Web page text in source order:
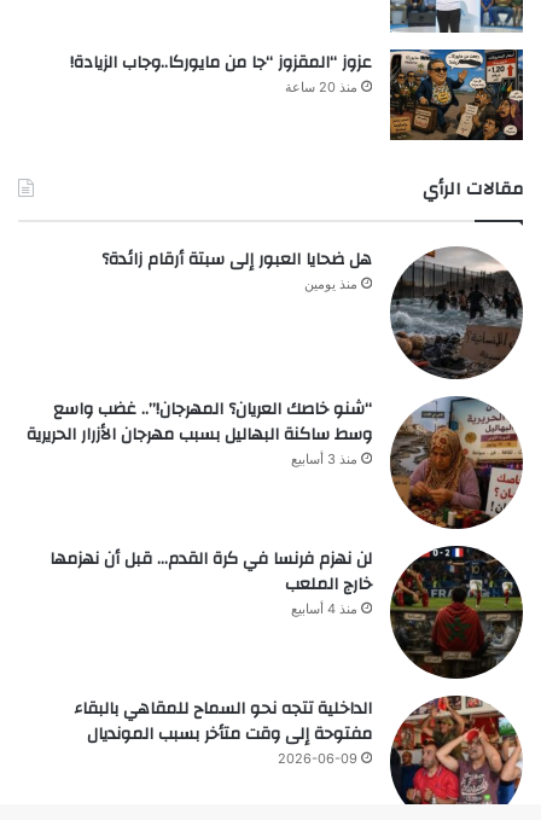
عزوز “المقزوز “جا من مايوركا..وجاب الزيادة!
منذ 20 ساعة
مقالات الرأي
هل ضحايا العبور إلى سبتة أرقام زائدة؟
منذ يومين
“شنو خاصك العريان؟ المهرجان!”.. غضب واسع
وسط ساكنة البهاليل بسبب مهرجان الأزرار الحريرية
منذ 3 أسابيع
لن نهزم فرنسا في كرة القدم… قبل أن نهزمها
خارج الملعب
منذ 4 أسابيع
الداخلية تتجه نحو السماح للمقاهي بالبقاء
مفتوحة إلى وقت متأخر بسبب المونديال
2026-06-09